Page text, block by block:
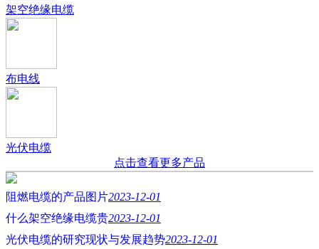
架空绝缘电缆
布电线
光伏电缆
点击查看更多产品
阻燃电缆的产品图片2023-12-01
什么架空绝缘电缆贵2023-12-01
光伏电缆的研究现状与发展趋势2023-12-01